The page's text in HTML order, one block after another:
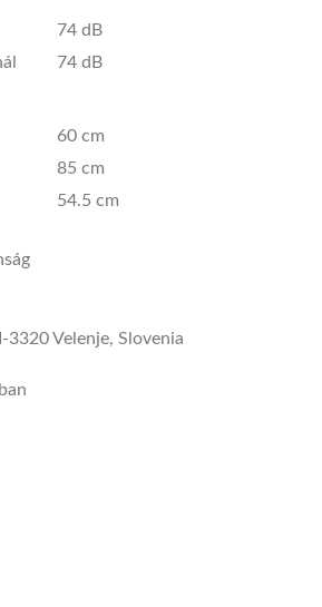
74 dB
74 dB
60 cm
85 cm
54.5 cm
3320 Velenje, Slovenia